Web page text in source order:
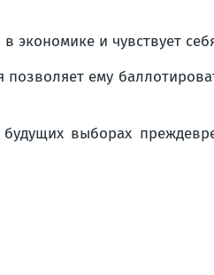
экономике и чувствует
ему
выборах